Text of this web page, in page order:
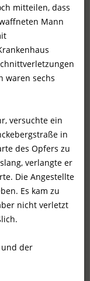
mitteilen, dass
Mann
waren sechs
versuchte ein
in
des Opfers zu
verlangte er
Die Angestellte
Es kam zu
nicht verletzt
der